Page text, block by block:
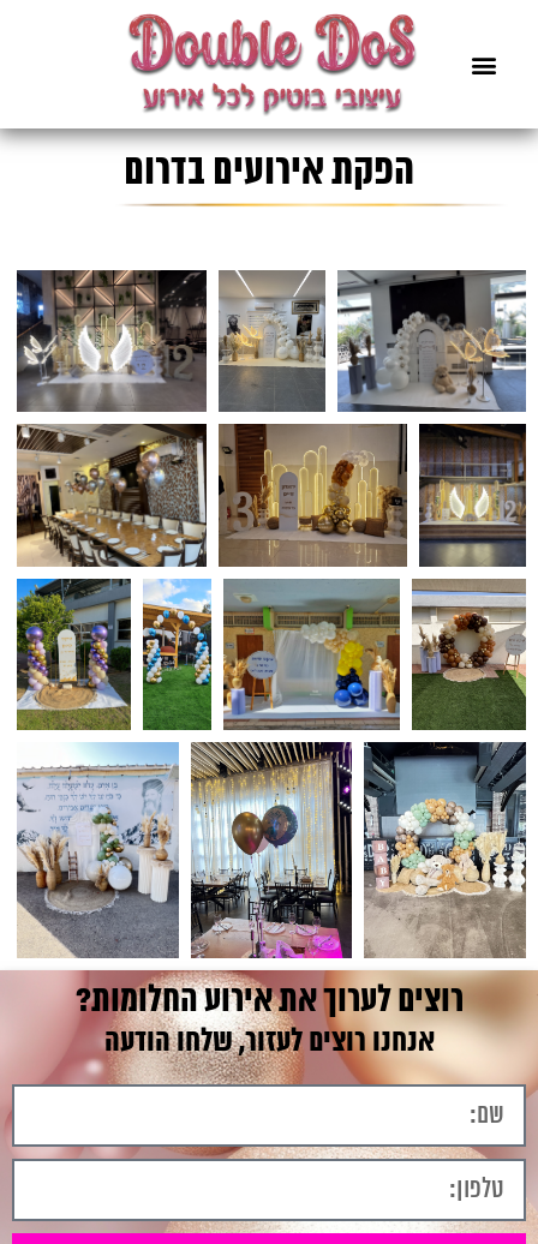
הפקת אירועים בדרום
רוצים לערוך את אירוע החלומות?
אנחנו רוצים לעזור, שלחו הודעה